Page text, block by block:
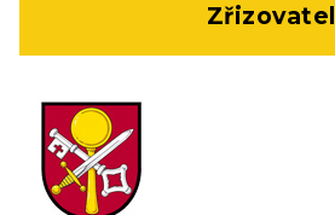
Zřizovatel